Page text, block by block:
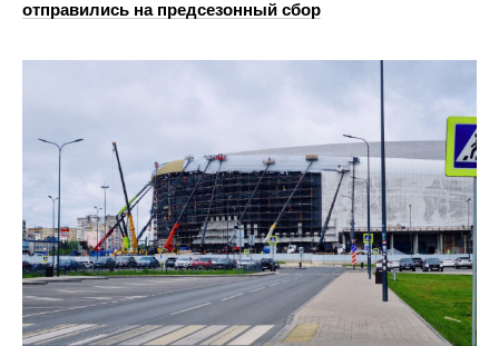
отправились на предсезонный сбор